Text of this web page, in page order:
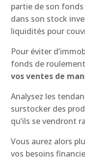
partie de son
dans son stock
liquidités pour
Pour éviter
fonds de
vos ventes de
Analysez les
surstocker des
qu’ils se vendront
Vous aurez alors
vos besoins